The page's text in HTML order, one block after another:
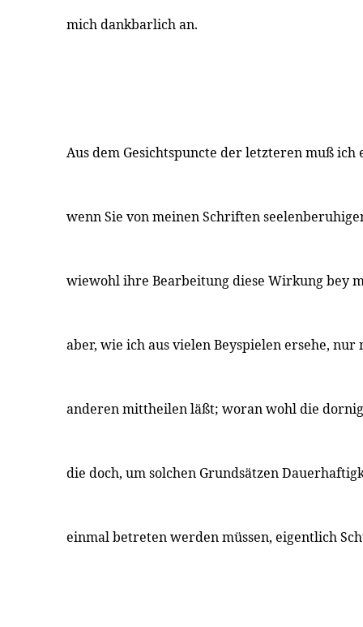
mich dankbarlich an.
Aus dem Gesichtspuncte der letzteren muß ich
wenn Sie von meinen Schriften
wiewohl ihre Bearbeitung diese Wirkung bey
aber, wie ich aus vielen Beyspielen ersehe,
anderen mittheilen läßt; woran wohl die
die doch, um solchen Grundsätzen
einmal betreten werden müssen, eigentlich